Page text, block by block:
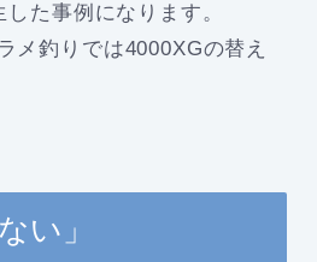
た事例になります。
釣りでは4000XGの替え
い」